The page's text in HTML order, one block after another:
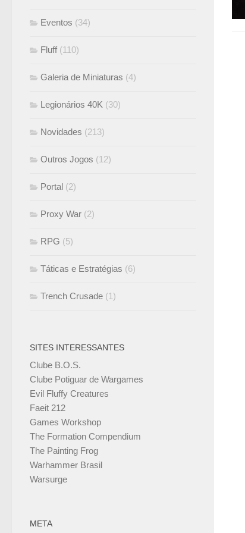
Eventos (34)
Fluff (110)
Galeria de Miniaturas (4)
Legionários 40K (30)
Novidades (213)
Outros Jogos (12)
Portal (2)
Proxy War (2)
RPG (5)
Táticas e Estratégias (6)
Trench Crusade (1)
SITES INTERESSANTES
Clube B.O.S.
Clube Potiguar de Wargames
Evil Fluffy Creatures
Faeit 212
Games Workshop
The Formation Compendium
The Painting Frog
Warhammer Brasil
Warsurge
META